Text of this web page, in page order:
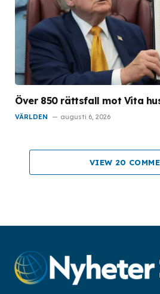
Över 850 rättsfall mot Vita
VÄRLDEN augusti 6, 2026
VIEW 20